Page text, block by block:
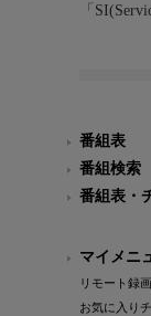
「
番組表
番組検索
番組表・
マイメニ
リモート録
お気に入り